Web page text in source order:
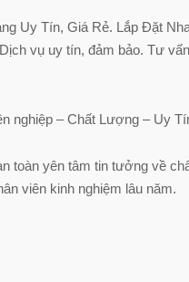
Uy Tín, Giá Rẻ. Lắp Đặt
vụ uy tín, đảm bảo. Tư
nghiệp – Chất Lượng – Uy
toàn yên tâm tin tưởng về
viên kinh nghiệm lâu năm.